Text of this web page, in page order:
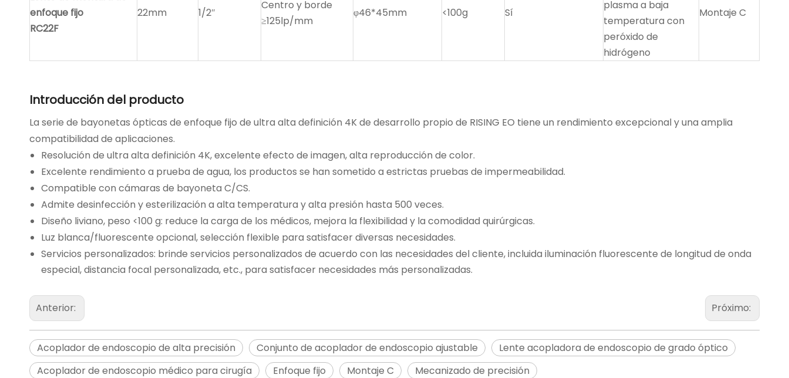
enfoque fijo
RC22F
22mm 1/2″
Centro y borde
≥125lp/mm
φ46*45mm <100g Sí
plasma a baja
temperatura con
peróxido de
hidrógeno
Montaje C
Introducción del producto
La serie de bayonetas ópticas de enfoque fijo de ultra alta definición 4K de desarrollo propio de RISING EO tiene un rendimiento excepcional y una amplia
compatibilidad de aplicaciones.
Resolución de ultra alta definición 4K, excelente efecto de imagen, alta reproducción de color.
Excelente rendimiento a prueba de agua, los productos se han sometido a estrictas pruebas de impermeabilidad.
Compatible con cámaras de bayoneta C/CS.
Admite desinfección y esterilización a alta temperatura y alta presión hasta 500 veces.
Diseño liviano, peso <100 g: reduce la carga de los médicos, mejora la flexibilidad y la comodidad quirúrgicas.
Luz blanca/fluorescente opcional, selección flexible para satisfacer diversas necesidades.
Servicios personalizados: brinde servicios personalizados de acuerdo con las necesidades del cliente, incluida iluminación fluorescente de longitud de onda
especial, distancia focal personalizada, etc., para satisfacer necesidades más personalizadas.
Anterior: Próximo:
Acoplador de endoscopio de alta precisión Conjunto de acoplador de endoscopio ajustable
Lente acopladora de endoscopio de grado óptico
Acoplador de endoscopio médico para cirugía
Enfoque fijo Montaje C Mecanizado de precisión